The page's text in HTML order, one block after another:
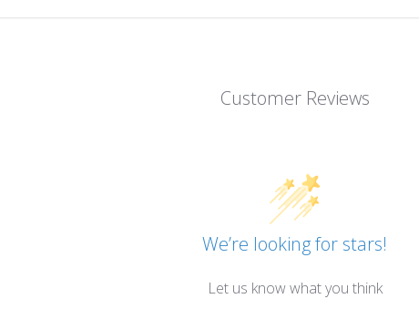
Customer Reviews
We’re looking for stars!
Let us know what you think